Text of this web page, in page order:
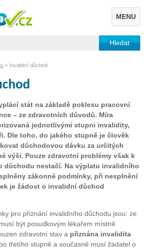
MENU
> Invalidní důchod
stát na základě poklesu pracovní
– ze zdravotních důvodů. Míra
jednotlivými stupni invalidity,
Dle toho, do jakého stupně je člověk
důchodovou dávku za určitých
výši. Pouze zdravotní problémy však k
důchodu nestačí. Na výplatu invalidního
zákonné podmínky, při nesplnění
je žádost o invalidní důchod
pro přiznání invalidního důchodu jsou: ze
být posudkovým lékařem místně
zdravotní stav a přiznána invalidita
třetího stupně a současně musí žadatel o